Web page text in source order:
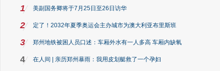
1 美副国务卿将于7月25日至26日访华
2 定了！2032年夏季奥运会主办城市为澳大利亚布里斯班
3 郑州地铁被困人员口述：车厢外水有一人多高 车厢内缺氧
4 在人间 | 亲历郑州暴雨：我用皮划艇救了一个孕妇